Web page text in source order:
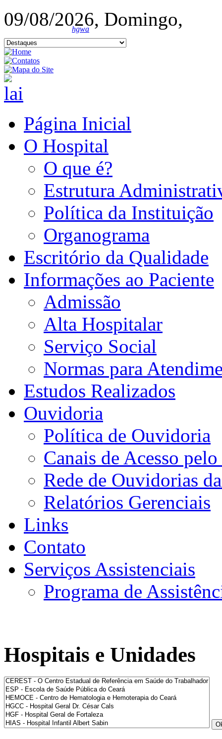
09/08/2026, Domingo,
hgwa
Página Inicial
O Hospital
O que é?
Estrutura
Política da Instituição
Organograma
Escritório da Qualidade
Informações ao Paciente
Admissão
Alta Hospitalar
Serviço Social
Normas para
Estudos Realizados
Ouvidoria
Política de Ouvidoria
Canais de Acesso
Rede de Ouvidorias
Relatórios Gerenciais
Links
Contato
Serviços Assistenciais
Programa de
Hospitais e Unidades